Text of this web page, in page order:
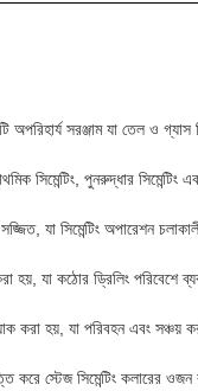
অপরিহার্য সরঞ্জাম যা তেল ও
সিমেন্টিং, পুনরুদ্ধার
যা সিমেন্টিং অপারেশন
হয়, যা কঠোর ড্রিলিং
করা হয়, যা পরিবহন এবং সঞ্চয়
করে স্টেজ সিমেন্টিং